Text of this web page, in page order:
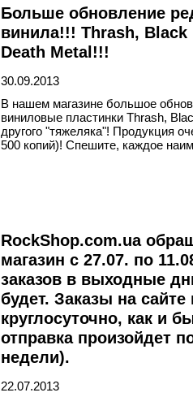
Больше обновление
винила!!! Thrash,
Death Metal!!!
30.09.2013
В нашем магазине большое
виниловые пластинки Thrash,
другого "тяжеляка"! Продукция
500 копий)! Спешите, каждое
RockShop.com.ua
магазин с 27.07. по
заказов в выходные
будет. Заказы на
круглосуточно, как и
отправка произойдет
недели).
22.07.2013